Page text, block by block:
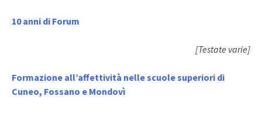
10 anni di Forum
[Testate varie]
Formazione all’affettività nelle scuole superiori di
Cuneo, Fossano e Mondovì